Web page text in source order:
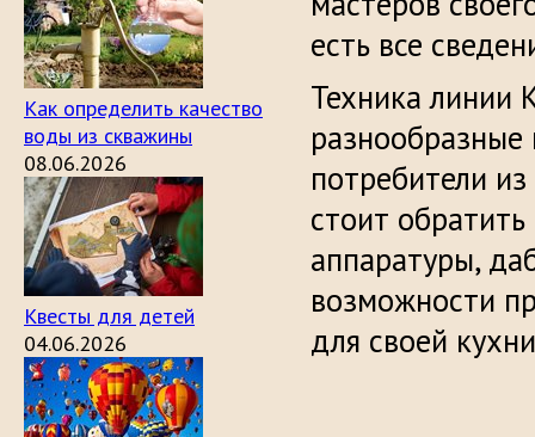
Как определить качество
воды из скважины
08.06.2026
Квесты для детей
04.06.2026
есть все
Техника линии
разнообразные
потребители
стоит
аппаратуры,
возможности
для своей